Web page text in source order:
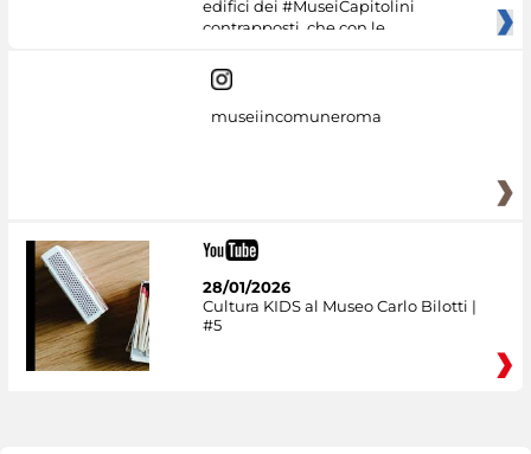
edifici dei #MuseiCapitolini
contrapposti, che con le
museiincomuneroma
28/01/2026
Cultura KIDS al Museo Carlo Bilotti |
#5